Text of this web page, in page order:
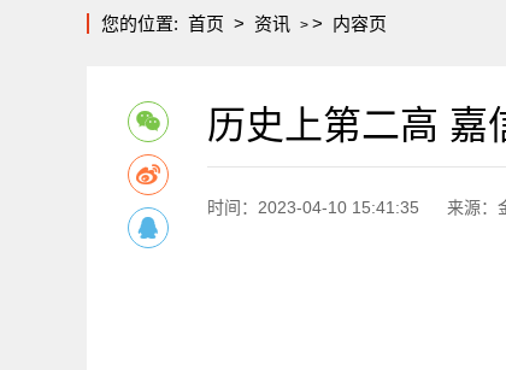
您的位置: 首页 > 资讯 > > 内容页
历史上第二高 嘉
时间：2023-04-10 15:41:35 来源：